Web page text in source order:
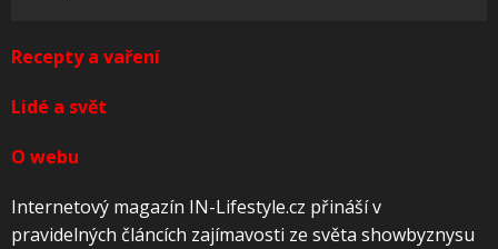
Recepty a vaření
Lidé a svět
O webu
Internetový magazín IN-Lifestyle.cz přináší v
pravidelných článcích zajímavosti ze světa showbyznysu